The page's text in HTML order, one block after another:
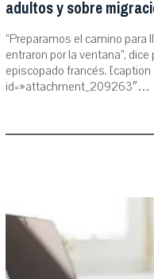
adultos y sobre
“Preparamos el camino para
entraron por la ventana”,
episcopado francés. [caption
id=»attachment_209263″…